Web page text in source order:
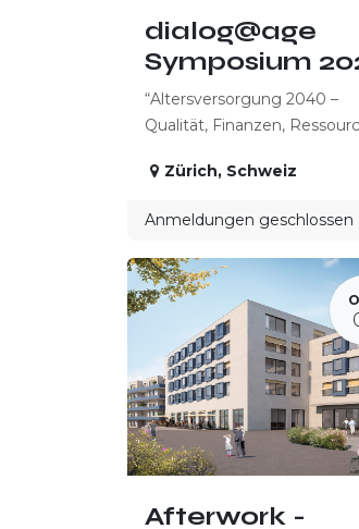
dialog@age
Symposium
“Altersversorgung 2040 –
Qualität, Finanzen,
Zürich, Schweiz
Anmeldungen geschlossen
Afterwork -